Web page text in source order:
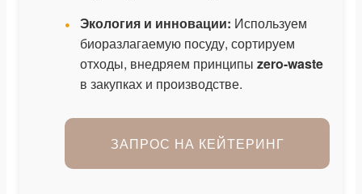
Экология и инновации: Используем
биоразлагаемую посуду, сортируем
отходы, внедряем принципыzero-waste
в закупках и производстве.
ЗАПРОС НА КЕЙТЕРИНГ